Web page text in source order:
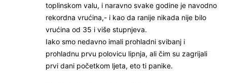
toplinskom valu, i naravno svake godine je navodno
rekordna vrućina,- i kao da ranije nikada nije bilo
vrućina od 35 i više stupnjeva.
Iako smo nedavno imali prohladni svibanj i
prohladnu prvu polovicu lipnja, ali čim su zagrijali
prvi dani početkom ljeta, eto ti panike.